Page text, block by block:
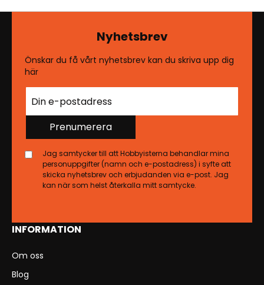
INFORMATION
Om oss
Blog
Nyhetsbrev
Önskar du få vårt nyhetsbrev kan du skriva upp dig
här
Prenumerera
Jag samtycker till att Hobbyisterna behandlar mina
personuppgifter (namn och e-postadress) i syfte att
skicka nyhetsbrev och erbjudanden via e-post. Jag
kan när som helst återkalla mitt samtycke.